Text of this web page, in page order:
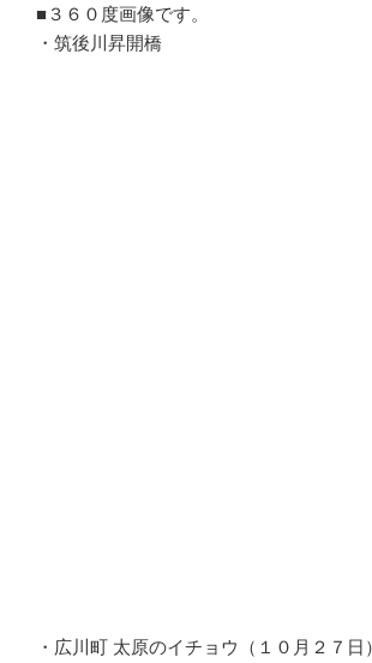
■３６０度画像です。
・筑後川昇開橋
・広川町 太原のイチョウ（１０月２７日）